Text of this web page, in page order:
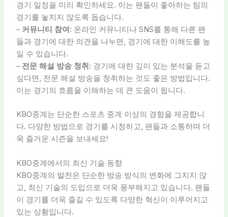
경기 일정을 미리 확인하세요. 이는 팬들이 좋아하는 팀의
경기를 놓치지 않도록 돕습니다.
– 커뮤니티 참여 : 온라인 커뮤니티나 SNS를 통해 다른 팬
들과 경기에 대한 의견을 나누면, 경기에 대한 이해도를 높
일 수 있습니다.
– 전문 해설 방송 청취 : 경기에 대한 깊이 있는 분석을 듣고
싶다면, 전문 해설 방송을 청취하는 것도 좋은 방법입니다.
이는 경기의 흐름을 이해하는 데 큰 도움이 됩니다.
KBO중계는 단순한 스포츠 중계 이상의 경험을 제공합니
다. 다양한 방법으로 경기를 시청하고, 팬들과 소통하며 더
욱 즐거운 시즌을 보내세요!
KBO중계에서의 최신 기술 동향
KBO중계의 발전은 단순한 방송 방식의 변화에 그치지 않
고, 최신 기술의 도입으로 더욱 풍부해지고 있습니다. 팬들
이 경기를 더욱 즐길 수 있도록 다양한 혁신이 이루어지고
있는 상황입니다.